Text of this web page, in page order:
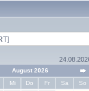
August 2026
Mi Do Fr Sa So